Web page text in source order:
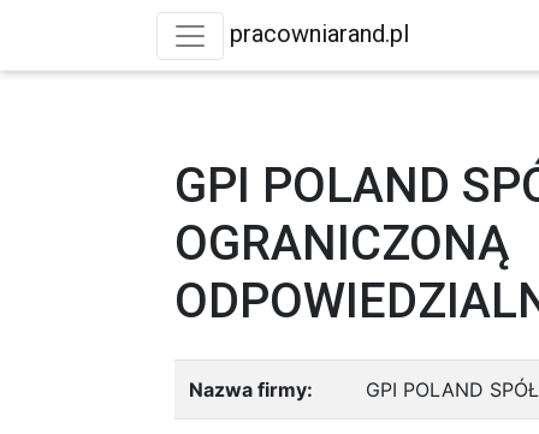
pracowniarand.pl
GPI POLAND
OGRANICZONĄ
Nazwa firmy: GPI POLAND